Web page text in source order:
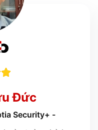

Đức
Security+ -